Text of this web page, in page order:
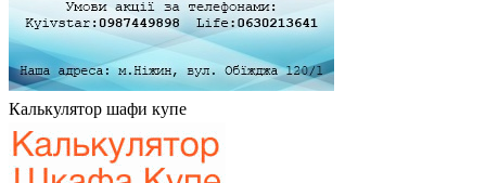
Калькулятор шафи купе